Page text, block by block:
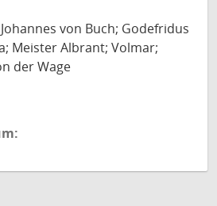
von Buch; Godefridus
Meister Albrant; Volmar;
der Wage